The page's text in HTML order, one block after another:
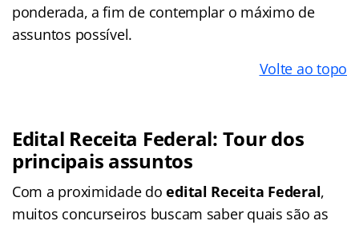
ponderada, a fim de contemplar o máximo de
assuntos possível.
Volte ao topo
Edital Receita Federal: Tour dos
principais assuntos
Com a proximidade doedital Receita Federal,
muitos concurseiros buscam saber quais são as